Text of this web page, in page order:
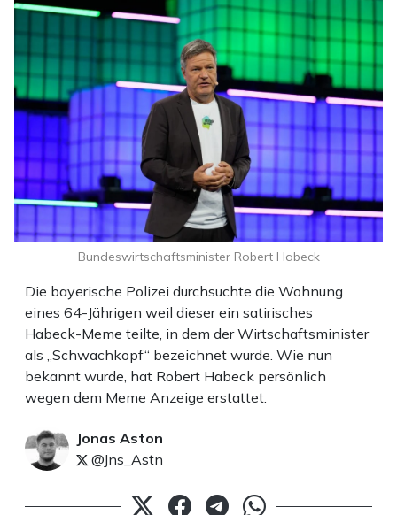
Die bayerische Polizei durchsuchte die Wohnung
eines 64-Jährigen weil dieser ein satirisches
Habeck-Meme teilte, in dem der Wirtschaftsminister
als „Schwachkopf“ bezeichnet wurde. Wie nun
bekannt wurde, hat Robert Habeck persönlich
wegen dem Meme Anzeige erstattet.
Jonas Aston
@Jns_Astn
Bundeswirtschaftsminister Robert Habeck